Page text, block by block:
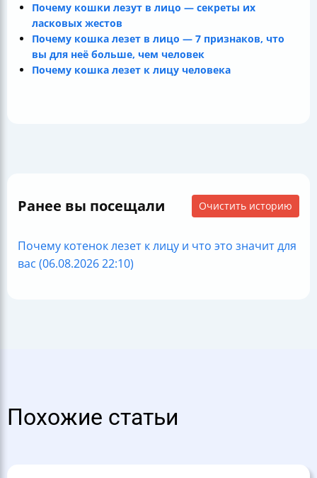
Почему кошки лезут в лицо — секреты их
ласковых жестов
Почему кошка лезет в лицо — 7 признаков, что
вы для неё больше, чем человек
Почему кошка лезет к лицу человека
Ранее вы посещали Очистить историю
Почему котенок лезет к лицу и что это значит для
вас (06.08.2026 22:10)
Похожие статьи